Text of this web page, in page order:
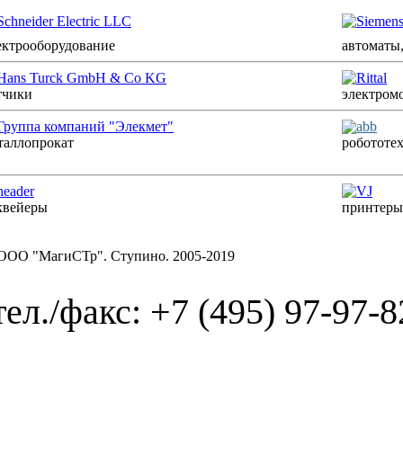
принтеры
"МагиСТр". Ступино. 2005-2019
факс: +7 (495) 97-97-